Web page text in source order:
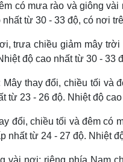
có mưa rào và giông
từ 30 - 33 độ, có nơi
trưa chiều giảm mây
độ cao nhất từ 30 - 33
thay đổi, chiều tối và
từ 23 - 26 độ. Nhiệt độ
đổi, chiều tối và đêm có
nhất từ 24 - 27 độ. Nhiệt
vài nơi; riêng phía Nam